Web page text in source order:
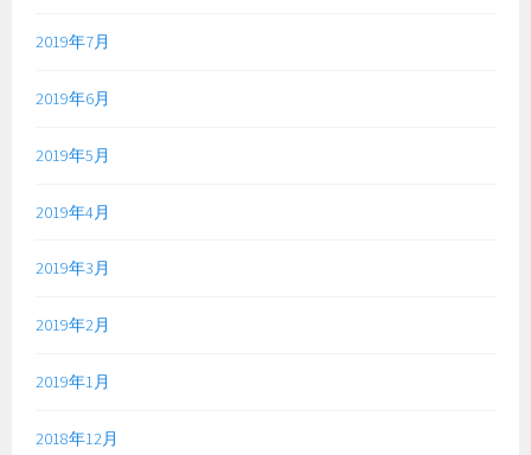
2019年7月
2019年6月
2019年5月
2019年4月
2019年3月
2019年2月
2019年1月
2018年12月